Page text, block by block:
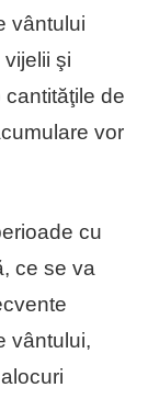
vântului
şi
de
vor
cu
ce se va
vântului,